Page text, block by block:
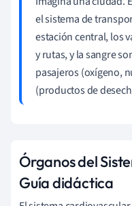
el sistema de
estación central, los
y rutas, y la sangre
pasajeros (oxígeno,
(productos de
Órganos del
Guía didáctica